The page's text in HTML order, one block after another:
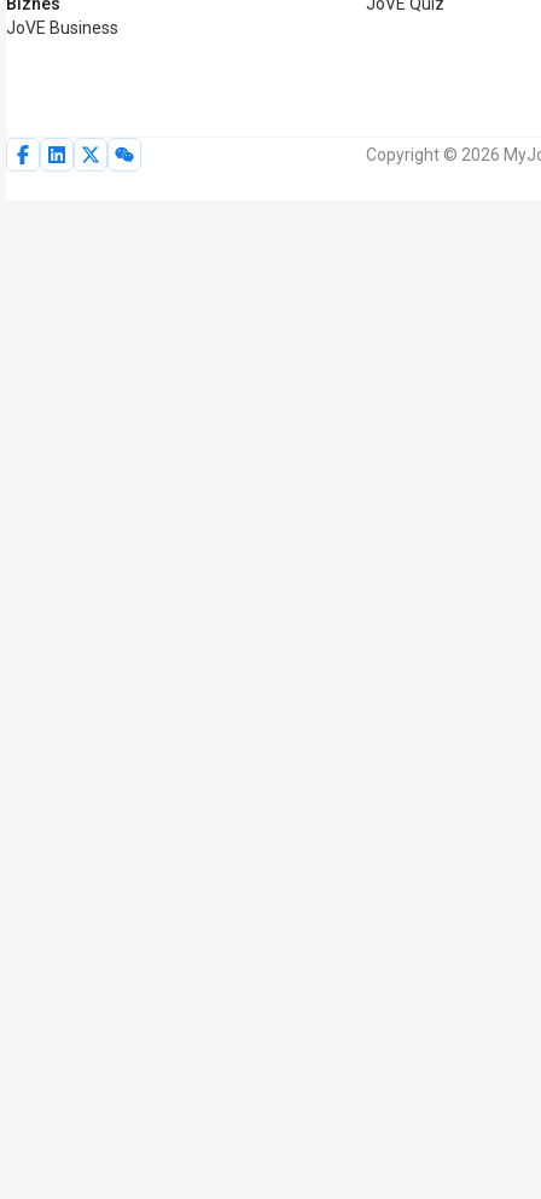
JoVE Business
Copyright © 2026